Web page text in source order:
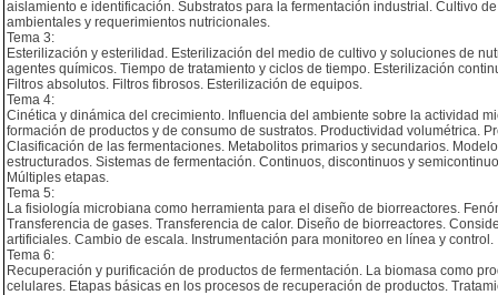
aislamiento e identificación. Substratos para la fermentación industrial. Cultivo
ambientales y requerimientos nutricionales.
Tema 3:
Esterilización y esterilidad. Esterilización del medio de cultivo y soluciones de
agentes químicos. Tiempo de tratamiento y ciclos de tiempo. Esterilización
Filtros absolutos. Filtros fibrosos. Esterilización de equipos.
Tema 4:
Cinética y dinámica del crecimiento. Influencia del ambiente sobre la actividad
formación de productos y de consumo de sustratos. Productividad volumétrica.
Clasificación de las fermentaciones. Metabolitos primarios y secundarios.
estructurados. Sistemas de fermentación. Continuos, discontinuos y
Múltiples etapas.
Tema 5:
La fisiología microbiana como herramienta para el diseño de biorreactores.
Transferencia de gases. Transferencia de calor. Diseño de biorreactores.
artificiales. Cambio de escala. Instrumentación para monitoreo en línea y control.
Tema 6:
Recuperación y purificación de productos de fermentación. La biomasa como
celulares. Etapas básicas en los procesos de recuperación de productos.